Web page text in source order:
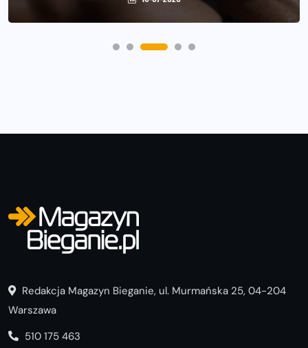
Redakcja Magazyn Bieganie, ul. Murmańska 25, 04-204
Warszawa
510 175 463